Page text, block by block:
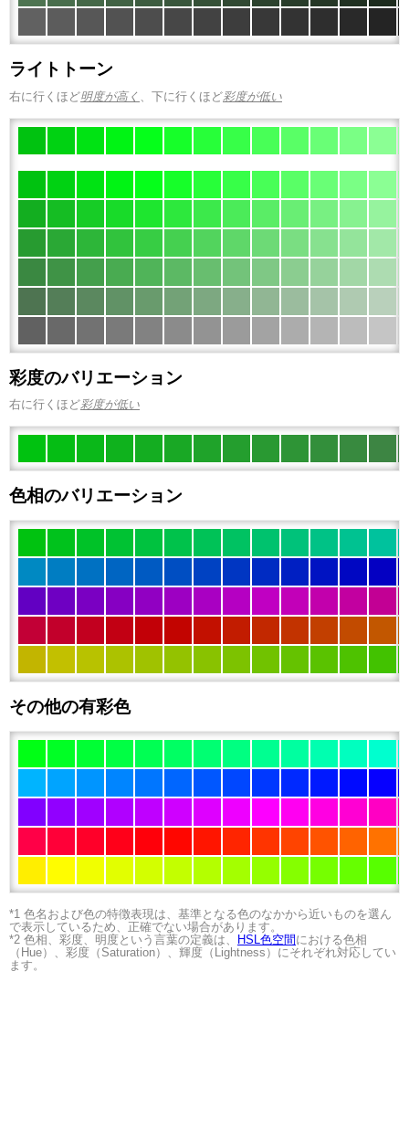
ライトトーン
右に行くほど明度が高く 、下に行くほど彩度が低い
彩度のバリエーション
右に行くほど彩度が低い
色相のバリエーション
その他の有彩色
*1 色名および色の特徴表現は、基準となる色のなかから近いものを選ん
で表示しているため、正確でない場合があります。
*2 色相、彩度、明度という言葉の定義は、
HSL色空間 における色相
（Hue）、彩度（Saturation）、輝度（Lightness）にそれぞれ対応してい
ます。